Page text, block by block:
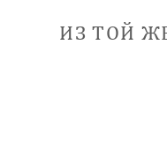
ИЗ ТОЙ